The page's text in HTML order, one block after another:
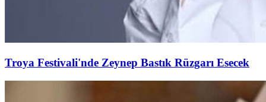
Troya Festivali'nde Zeynep Bastık Rüzgarı Esecek